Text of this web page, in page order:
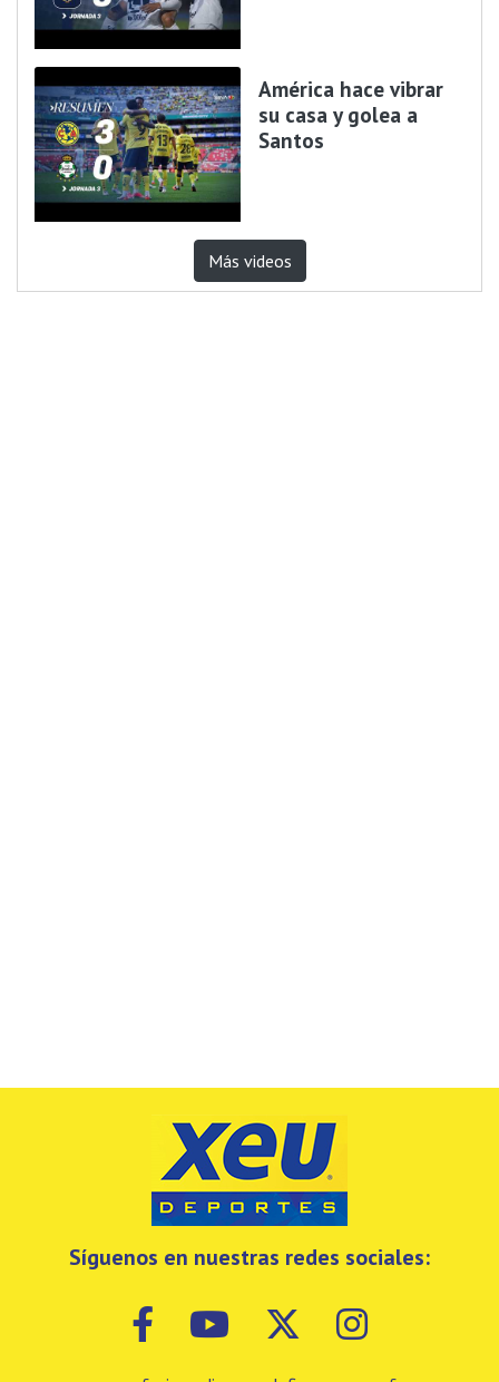
América hace vibrar
su casa y golea a
Santos
Más videos
Síguenos en nuestras redes sociales: